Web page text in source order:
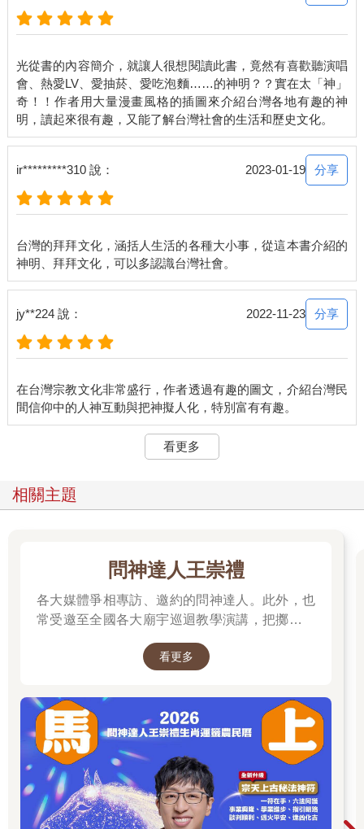
集福宮可以說是綠色乖乖土地公廟，加上我們國家的科技產業重
鎮在新竹，說集福宮的土地公守護著我們國家的科技業，也一點
【台灣差點就ＧＧ！過年原本是世界末日？】
我們大多聽到過年的由來，是中國傳過來的年獸版本，比如為了
驅趕年獸，才有放鞭炮、貼紅紙等習俗。
其實台灣有自己的過年傳說喔！最早有文字記載的，是李獻璋於
一九三六年出版的《台灣民間文學集》。
故事的開始來自「燈猴」這種精怪。台灣民間信仰相信每種物品
都有器物神，神桌上的燈猴，就是裝燈油的燈油盤變成的，傳說
每年冬至時，人們都會在器具上黏上湯圓，慰勞祂們。
帝告狀，說人類都好吃懶做、忘恩負義、浪費食物，陷害台灣
人。
玉皇大帝聽信證言後，下令龍王在除夕夜那天，降下能把台灣淹
沒的大洪水（也有製造地震、讓台灣沉沒的版本）。知道台灣末
日即將來臨的神明們，趕快來跟玉帝求情。
土地公一邊忙著向觀世音菩薩陳情，一邊忙著託夢通知人們，世
界末日要來了，你們要做好準備啊！這也才有了一年最後一次祭
當時的台灣人覺得既然逃不了了，那就先把家中供奉的神明都請
回天上吧，避免他們也被波及。而送神後，天兵天將會下來守護
沒有神明保護的人們，這也是二四送神，二五神下降的習俗由
拜祖先，煮最後最豐盛晚餐，長輩把錢財分給晚輩，以在黃泉路
上使用。也不睡覺，一起等待最後末日一刻的到來。（除夕夜團
到了初一，台灣人發現台灣並沒有沉沒，大家都平安地活下來
原來玉帝被眾神求情後，派遣手下調查真相，知道事實並非如燈
猴所說，於是收回命令，並懲罰燈猴。
所以人們初一到處出遊、報平安、互道恭喜、到廟裡感謝神明
（過年走春到處拜訪的由來），並放鞭炮和燒香感謝神明幫忙守
【鬼月唯一沒有普渡的廟？台南市中西區，一塊豬肉引發的客
農曆七月是台灣大家熟知的鬼月，這個月很多好兄弟會趁著鬼門
開來人間放暑假，陽間的廟宇也在鬼月時期舉辦祭祀普渡，讓好
兄弟能夠在這個月裡吃飽喝足，享用供品和香火。
但台南的南勢街西羅殿，卻沒有在農曆七月關廟門和辦普渡，其
實是因為以前曾辦過普渡，卻發生了廟方擲筊問廣澤尊王普渡是
否辦得圓滿，卻沒有擲到聖筊。
光從書的內容簡介，就讓人很想閱讀此書，竟然有喜歡聽演唱
會、熱愛LV、愛抽菸、愛吃泡麵……的神明？？實在太「神」
奇！！作者用大量漫畫風格的插圖來介紹台灣各地有趣的神
ir*********310 說： 2023-01-19 分享
台灣的拜拜文化，涵括人生活的各種大小事，從這本書介紹的
jy**224 說： 2022-11-23 分享
在台灣宗教文化非常盛行，作者透過有趣的圖文，介紹台灣民
看更多
相關主題
問神達人王崇禮
各大媒體爭相專訪、邀約的問神達人。此外，也
常受邀至全國各大廟宇巡迴教學演講，把擲筊、
看更多